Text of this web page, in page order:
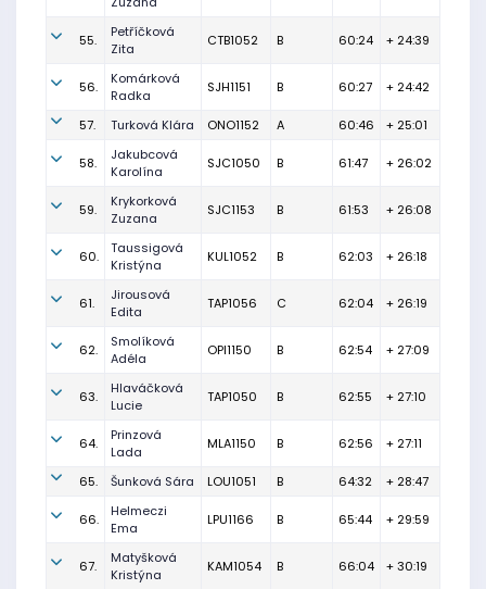
55.
Petříčková
Zita
CTB1052 B 60:24 + 24:39
56.
Komárková
Radka
SJH1151 B 60:27 + 24:42
57. Turková Klára ONO1152 A 60:46 + 25:01
58.
Jakubcová
Karolína
SJC1050 B 61:47 + 26:02
59.
Krykorková
Zuzana
SJC1153 B 61:53 + 26:08
60.
Taussigová
Kristýna
KUL1052 B 62:03 + 26:18
61.
Jirousová
Edita
TAP1056 C 62:04 + 26:19
62.
Smolíková
Adéla
OPI1150 B 62:54 + 27:09
63.
Hlaváčková
Lucie
TAP1050 B 62:55 + 27:10
64.
Prinzová
Lada
MLA1150 B 62:56 + 27:11
65. Šunková Sára LOU1051 B 64:32 + 28:47
66.
Helmeczi
Ema
LPU1166 B 65:44 + 29:59
67.
Matyšková
Kristýna
KAM1054 B 66:04 + 30:19